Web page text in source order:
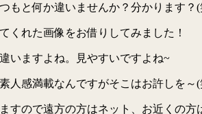
もと何か違いませんか？分かります？(
くれた画像をお借りしてみました！
いますよね。見やすいですよね~
人感満載なんですがそこはお許しを～(
すので遠方の方はネット、お近くの方